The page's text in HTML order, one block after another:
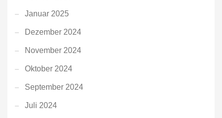
Januar 2025
Dezember 2024
November 2024
Oktober 2024
September 2024
Juli 2024